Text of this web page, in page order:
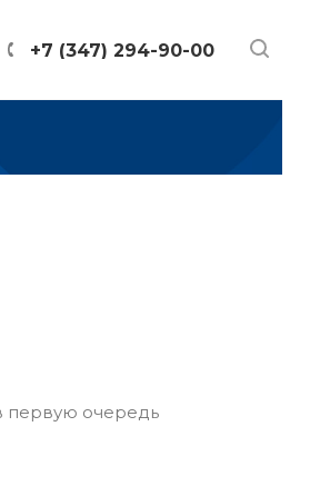
+7 (347) 294-90-00
первую очередь